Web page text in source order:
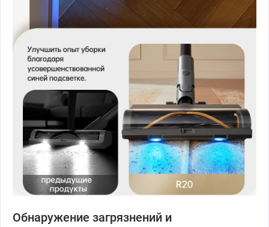
Обнаружение загрязнений и